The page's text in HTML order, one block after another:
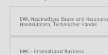
BWL-Nachhaltiges Bauen und
Handel/Intern. Technischer Handel
BWL - International Business